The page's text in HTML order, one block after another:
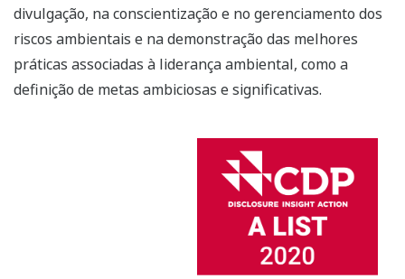
divulgação, na conscientização e no gerenciamento dos
riscos ambientais e na demonstração das melhores
práticas associadas à liderança ambiental, como a
definição de metas ambiciosas e significativas.